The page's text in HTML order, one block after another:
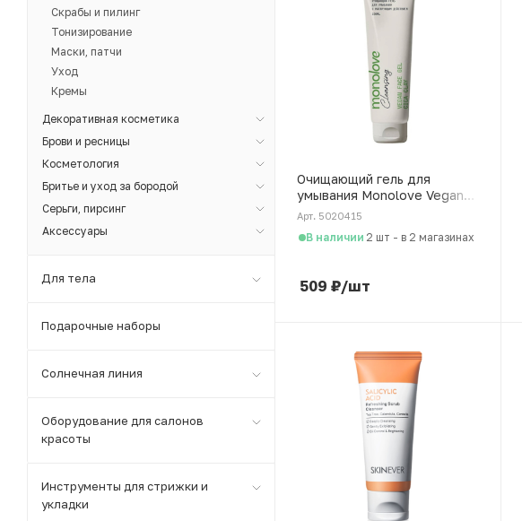
Очищающий гель для
умывания Monolove Vegan
"Cica, Clay", 150 мл
Арт. 5020415
В наличии 2 шт - в 2 магазинах
509 ₽/шт
Скрабы и пилинг
Тонизирование
Маски, патчи
Уход
Кремы
Декоративная косметика
Брови и ресницы
Косметология
Бритье и уход за бородой
Серьги, пирсинг
Аксессуары
Для тела
Подарочные наборы
Солнечная линия
Оборудование для салонов
красоты
Инструменты для стрижки и
укладки